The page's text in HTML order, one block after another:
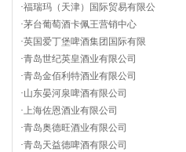
·福瑞玛（天津）国际贸易有限公
·茅台葡萄酒卡佩王营销中心
·英国爱丁堡啤酒集团国际有限
·青岛世纪英皇酒业有限公司
·青岛金佰利特酒业有限公司
·山东晏河泉啤酒有限公司
·上海佐恩酒业有限公司
·青岛奥德旺酒业有限公司
·青岛天益德啤酒有限公司